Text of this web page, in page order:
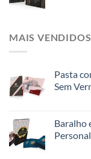
MAIS VENDIDOS
Pasta
Sem
Baralho